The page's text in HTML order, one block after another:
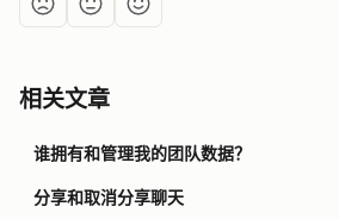
相关文章
谁拥有和管理我的团队数据？
分享和取消分享聊天